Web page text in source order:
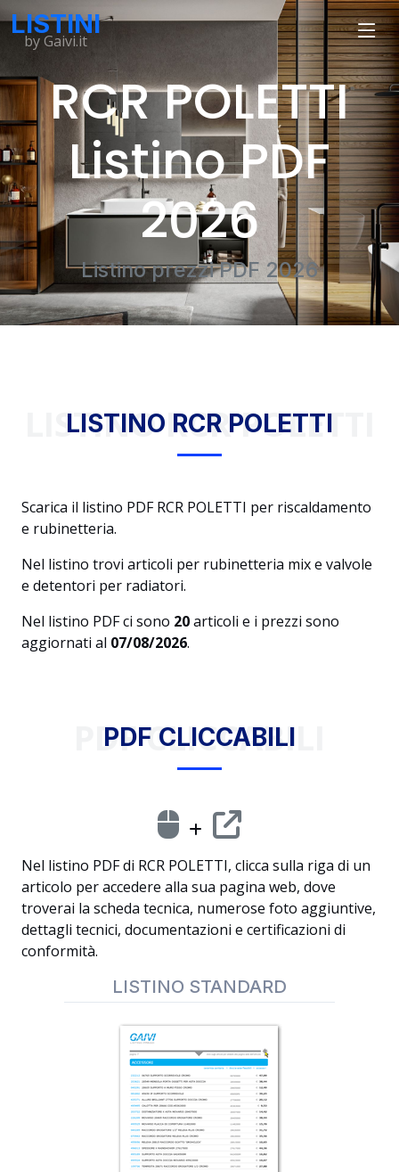
LISTINI
by Gaivi.it
RCR POLETTI
Listino PDF
2026
Listino prezzi PDF 2026
LISTINO RCR POLETTI
LISTINO RCR POLETTI
Scarica il listino PDF RCR POLETTI per riscaldamento
e rubinetteria.
Nel listino trovi articoli per rubinetteria mix e valvole
e detentori per radiatori.
Nel listino PDF ci sono 20articoli e i prezzi sono
aggiornati al 07/08/2026.
PDF CLICCABILI
PDF CLICCABILI
Nel listino PDF di RCR POLETTI, clicca sulla riga di un
articolo per accedere alla sua pagina web, dove
troverai la scheda tecnica, numerose foto aggiuntive,
dettagli tecnici, documentazioni e certificazioni di
conformità.
LISTINO STANDARD